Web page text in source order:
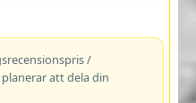
/
att dela din